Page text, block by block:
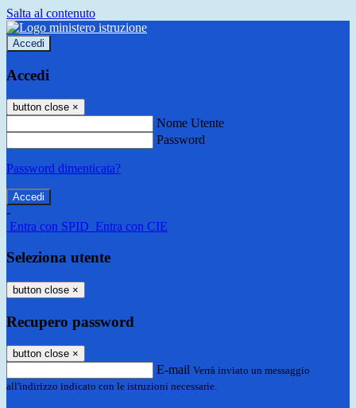
Salta al contenuto
Accedi
Accedi
button close ×
Nome Utente
Password
Password dimenticata?
-
Entra con SPID Entra con CIE
Seleziona utente
button close ×
Recupero password
button close ×
E-mail Verrà inviato un messaggio
all'indirizzo indicato con le istruzioni necessarie.